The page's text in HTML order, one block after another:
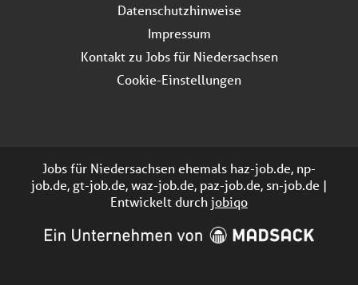
Datenschutzhinweise
Impressum
Kontakt zu Jobs für Niedersachsen
Cookie-Einstellungen
Jobs für Niedersachsen ehemals haz-job.de, np-
job.de, gt-job.de, waz-job.de, paz-job.de, sn-job.de |
Entwickelt durchjobiqo